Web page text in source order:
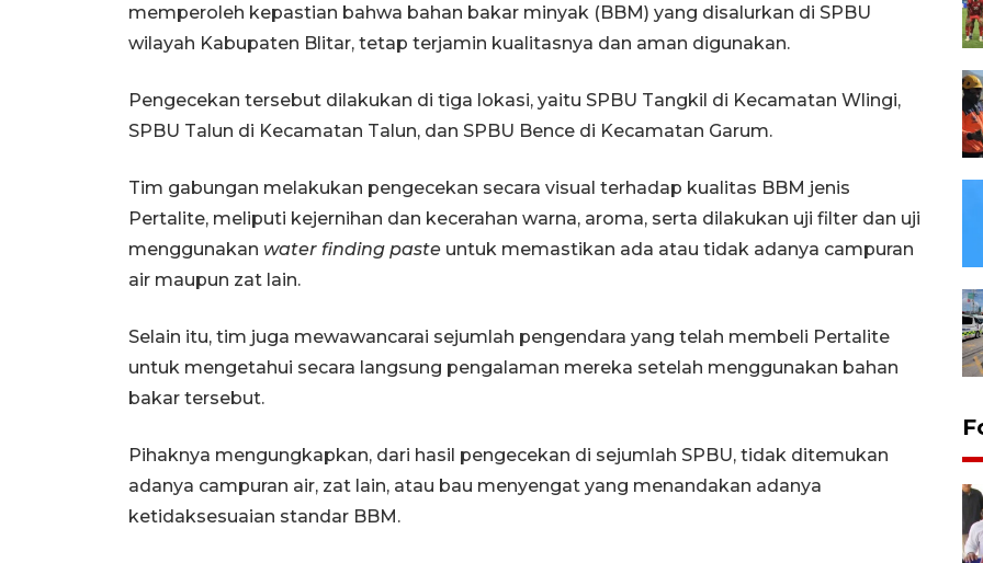
memperoleh kepastian bahwa bahan bakar minyak (BBM) yang disalurkan di SPBU
wilayah Kabupaten Blitar, tetap terjamin kualitasnya dan aman digunakan.
Pengecekan tersebut dilakukan di tiga lokasi, yaitu SPBU Tangkil di Kecamatan Wlingi,
SPBU Talun di Kecamatan Talun, dan SPBU Bence di Kecamatan Garum.
Tim gabungan melakukan pengecekan secara visual terhadap kualitas BBM jenis
Pertalite, meliputi kejernihan dan kecerahan warna, aroma, serta dilakukan uji filter dan uji
menggunakan water finding paste untuk memastikan ada atau tidak adanya campuran
air maupun zat lain.
Selain itu, tim juga mewawancarai sejumlah pengendara yang telah membeli Pertalite
untuk mengetahui secara langsung pengalaman mereka setelah menggunakan bahan
bakar tersebut.
Pihaknya mengungkapkan, dari hasil pengecekan di sejumlah SPBU, tidak ditemukan
adanya campuran air, zat lain, atau bau menyengat yang menandakan adanya
ketidaksesuaian standar BBM.